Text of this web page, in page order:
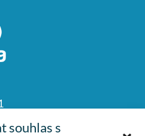
souhlas s